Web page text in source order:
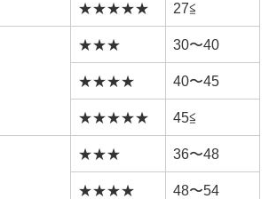
★★★★★ 27≦
★★★ 30〜40
★★★★ 40〜45
★★★★★ 45≦
★★★ 36〜48
★★★★ 48〜54